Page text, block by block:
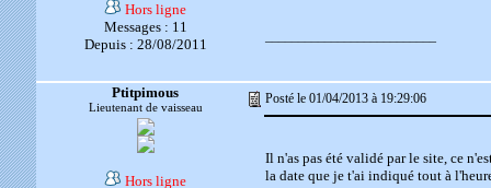
Hors ligne
Messages : 11
Depuis : 28/08/2011
Ptitpimous
Lieutenant de vaisseau
Posté le 01/04/2013 à 19:29:06
Hors ligne
Il n'as pas été validé par le site, ce
la date que je t'ai indiqué tout à